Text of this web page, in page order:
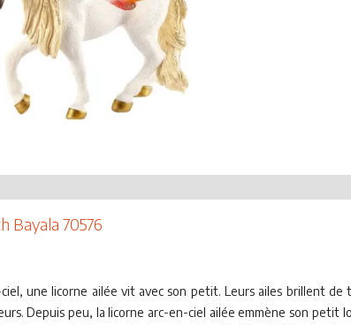
Bayala 70576
une licorne ailée vit avec son petit. Leurs ailes brillent
Depuis peu, la licorne arc-en-ciel ailée emmène son petit